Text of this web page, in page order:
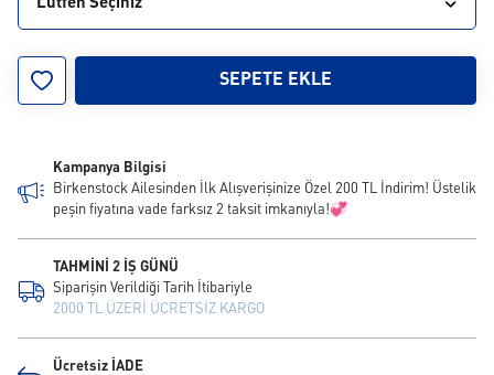
Lütfen Seçiniz
45 46
SEPETE EKLE
Kampanya Bilgisi
Birkenstock Ailesinden İlk Alışverişinize Özel 200 TL İndirim! Üstelik
peşin fiyatına vade farksız 2 taksit imkanıyla!💞
TAHMİNİ 2 İŞ GÜNÜ
Siparişin Verildiği Tarih İtibariyle
2000 TL ÜZERİ ÜCRETSİZ KARGO
Ücretsiz İADE